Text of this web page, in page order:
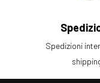
Spedizioni